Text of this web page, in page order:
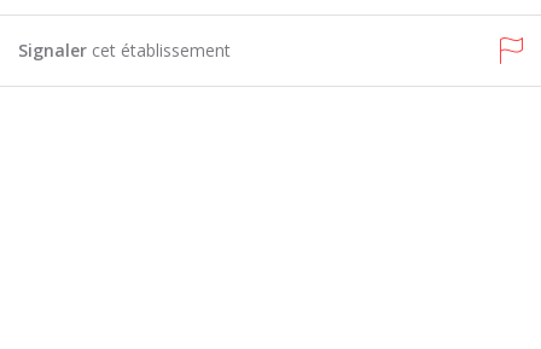
Signaler cet établissement